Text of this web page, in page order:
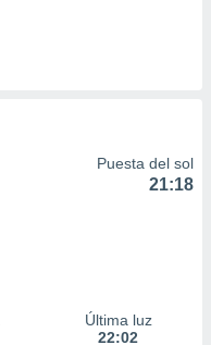
Puesta del sol
21:18
Última luz
22:02